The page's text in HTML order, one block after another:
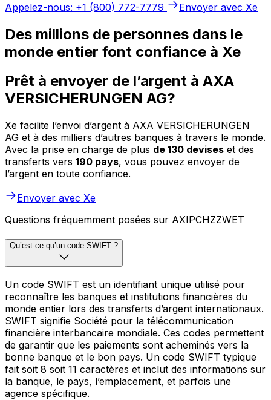
Appelez-nous: +1 (800) 772-7779
Envoyer avec Xe
Des millions de personnes dans le
monde entier font confiance à Xe
Prêt à envoyer de l’argent à AXA
VERSICHERUNGEN AG?
Xe facilite l’envoi d’argent à AXA VERSICHERUNGEN
AG et à des milliers d’autres banques à travers le monde.
Avec la prise en charge de plus de 130 devises et des
transferts vers 190 pays, vous pouvez envoyer de
l’argent en toute confiance.
Envoyer avec Xe
Questions fréquemment posées sur AXIPCHZZWET
Qu’est-ce qu’un code SWIFT ?
Un code SWIFT est un identifiant unique utilisé pour
reconnaître les banques et institutions financières du
monde entier lors des transferts d’argent internationaux.
SWIFT signifie Société pour la télécommunication
financière interbancaire mondiale. Ces codes permettent
de garantir que les paiements sont acheminés vers la
bonne banque et le bon pays. Un code SWIFT typique
fait soit 8 soit 11 caractères et inclut des informations sur
la banque, le pays, l’emplacement, et parfois une
agence spécifique.